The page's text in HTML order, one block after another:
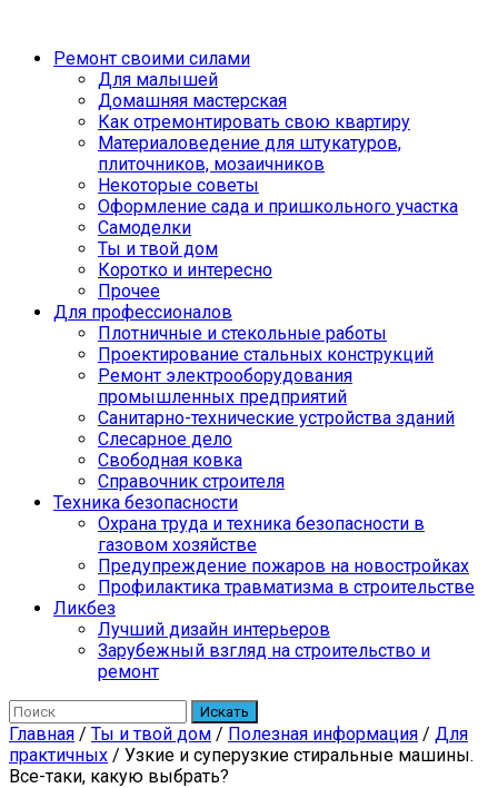
Ремонт своими силами
Для малышей
Домашняя мастерская
Как отремонтировать свою квартиру
Материаловедение для штукатуров,
плиточников, мозаичников
Некоторые советы
Оформление сада и пришкольного участка
Самоделки
Ты и твой дом
Коротко и интересно
Прочее
Для профессионалов
Плотничные и стекольные работы
Проектирование стальных конструкций
Ремонт электрооборудования
промышленных предприятий
Санитарно-технические устройства зданий
Слесарное дело
Свободная ковка
Справочник строителя
Техника безопасности
Охрана труда и техника безопасности в
газовом хозяйстве
Предупреждение пожаров на новостройках
Профилактика травматизма в строительстве
Ликбез
Лучший дизайн интерьеров
Зарубежный взгляд на строительство и
ремонт
Искать
Главная / Ты и твой дом / Полезная информация / Для
практичных / Узкие и суперузкие стиральные машины.
Все-таки, какую выбрать?